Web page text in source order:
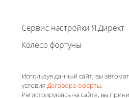
Сервис настройки Я.Директ
Колесо фортуны
Используя данный сайт, вы
условия Договора-оферты.
Регистрируюясь на сайте, вы